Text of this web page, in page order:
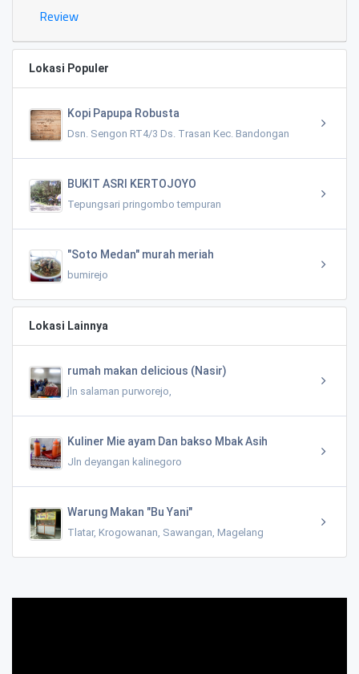
Review
Lokasi Populer
Kopi Papupa Robusta
Dsn. Sengon RT4/3 Ds. Trasan Kec. Bandongan
BUKIT ASRI KERTOJOYO
Tepungsari pringombo tempuran
"Soto Medan" murah meriah
bumirejo
Lokasi Lainnya
rumah makan delicious (Nasir)
jln salaman purworejo,
Kuliner Mie ayam Dan bakso Mbak Asih
Jln deyangan kalinegoro
Warung Makan "Bu Yani"
Tlatar, Krogowanan, Sawangan, Magelang